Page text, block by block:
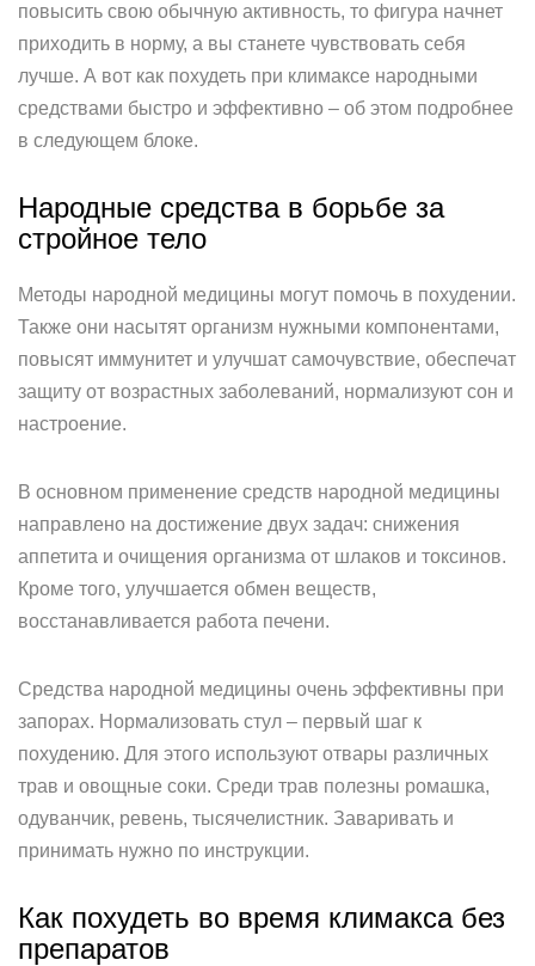
повысить свою обычную активность, то фигура начнет
приходить в норму, а вы станете чувствовать себя
лучше. А вот как похудеть при климаксе народными
средствами быстро и эффективно – об этом подробнее
в следующем блоке.
Народные средства в борьбе за
стройное тело
Методы народной медицины могут помочь в похудении.
Также они насытят организм нужными компонентами,
повысят иммунитет и улучшат самочувствие, обеспечат
защиту от возрастных заболеваний, нормализуют сон и
настроение.
В основном применение средств народной медицины
направлено на достижение двух задач: снижения
аппетита и очищения организма от шлаков и токсинов.
Кроме того, улучшается обмен веществ,
восстанавливается работа печени.
Средства народной медицины очень эффективны при
запорах. Нормализовать стул – первый шаг к
похудению. Для этого используют отвары различных
трав и овощные соки. Среди трав полезны ромашка,
одуванчик, ревень, тысячелистник. Заваривать и
принимать нужно по инструкции.
Как похудеть во время климакса без
препаратов